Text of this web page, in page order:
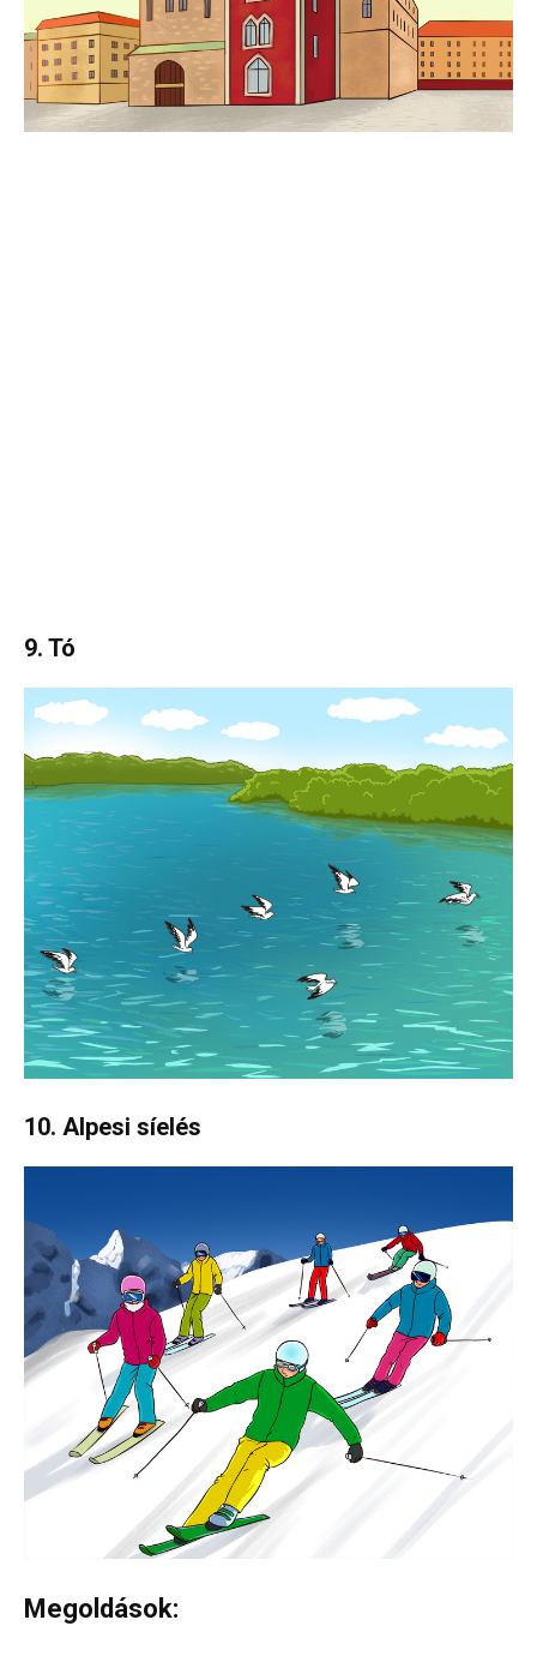
9. Tó
10. Alpesi síelés
Megoldások: